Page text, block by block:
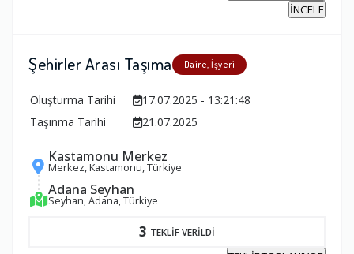
İNCELE
Şehirler Arası Taşıma Daire, İşyeri
Oluşturma Tarihi
17.07.2025 - 13:21:48
Taşınma Tarihi
21.07.2025
Kastamonu Merkez
Merkez, Kastamonu, Türkiye
Adana Seyhan
Seyhan, Adana, Türkiye
3 TEKLİF VERİLDİ